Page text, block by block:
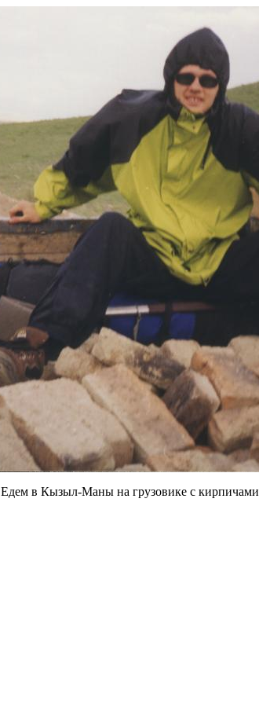
Едем в Кызыл-Маны на грузовике с кирпичами